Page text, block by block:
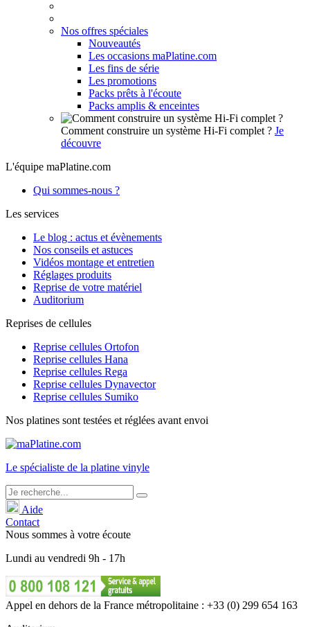
Nos offres spéciales
Nouveautés
Les occasions maPlatine.com
Les fins de série
Les promotions
Packs prêts à l'écoute
Packs amplis & enceintes
Comment construire un système Hi-Fi complet ? Je
découvre
L'équipe maPlatine.com
Qui sommes-nous ?
Les services
Le blog : actus et évènements
Nos conseils et astuces
Vidéos montage et entretien
Réglages produits
Reprise de votre matériel
Auditorium
Reprises de cellules
Reprise cellules Ortofon
Reprise cellules Hana
Reprise cellules Rega
Reprise cellules Dynavector
Reprise cellules Sumiko
Nos platines sont testées et réglées avant envoi
Le spécialiste de la platine vinyle
Aide
Contact
Nous sommes à votre écoute
Lundi au vendredi 9h - 17h
Appel en dehors de la France métropolitaine : +33 (0) 299 654 163